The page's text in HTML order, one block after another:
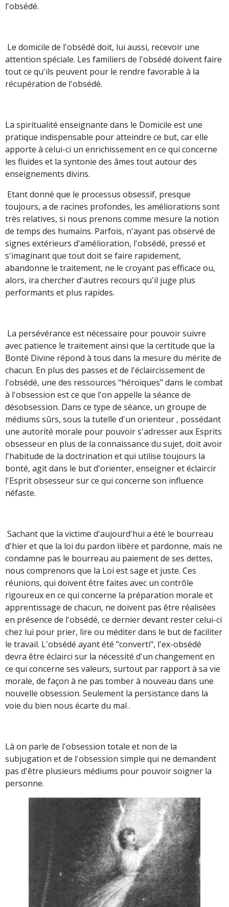
l'obsédé.
Le domicile de l'obsédé doit, lui aussi, recevoir une
attention spéciale. Les familiers de l'obsédé doivent faire
tout ce qu'ils peuvent pour le rendre favorable à la
récupération de l'obsédé.
La spiritualité enseignante dans le Domicile est une
pratique indispensable pour atteindre ce but, car elle
apporte à celui-ci un enrichissement en ce qui concerne
les fluides et la syntonie des âmes tout autour des
enseignements divins.
Etant donné que le processus obsessif, presque
toujours, a de racines profondes, les améliorations sont
très relatives, si nous prenons comme mesure la notion
de temps des humains. Parfois, n'ayant pas observé de
signes extérieurs d'amélioration, l'obsédé, pressé et
s'imaginant que tout doit se faire rapidement,
abandonne le traitement, ne le croyant pas efficace ou,
alors, ira chercher d'autres recours qu'il juge plus
performants et plus rapides.
La persévérance est nécessaire pour pouvoir suivre
avec patience le traitement ainsi que la certitude que la
Bonté Divine répond à tous dans la mesure du mérite de
chacun. En plus des passes et de l'éclaircissement de
l'obsédé, une des ressources "héroïques" dans le combat
à l'obsession est ce que l'on appelle la séance de
désobsession. Dans ce type de séance, un groupe de
médiums sûrs, sous la tutelle d'un orienteur , possédant
une autorité morale pour pouvoir s'adresser aux Esprits
obsesseur en plus de la connaissance du sujet, doit avoir
l'habitude de la doctrination et qui utilise toujours la
bonté, agit dans le but d'orienter, enseigner et éclaircir
l'Esprit obsesseur sur ce qui concerne son influence
néfaste.
Sachant que la victime d'aujourd'hui a été le bourreau
d'hier et que la loi du pardon libère et pardonne, mais ne
condamne pas le bourreau au paiement de ses dettes,
nous comprenons que la Loi est sage et juste. Ces
réunions, qui doivent être faites avec un contrôle
rigoureux en ce qui concerne la préparation morale et
apprentissage de chacun, ne doivent pas être réalisées
en présence de l'obsédé, ce dernier devant rester celui-ci
chez lui pour prier, lire ou méditer dans le but de faciliter
le travail. L'obsédé ayant été "converti", l'ex-obsédé
devra être éclairci sur la nécessité d'un changement en
ce qui concerne ses valeurs, surtout par rapport à sa vie
morale, de façon à ne pas tomber à nouveau dans une
nouvelle obsession. Seulement la persistance dans la
voie du bien nous écarte du mal .
Là on parle de l'obsession totale et non de la
subjugation et de l'obsession simple qui ne demandent
pas d'être plusieurs médiums pour pouvoir soigner la
personne.